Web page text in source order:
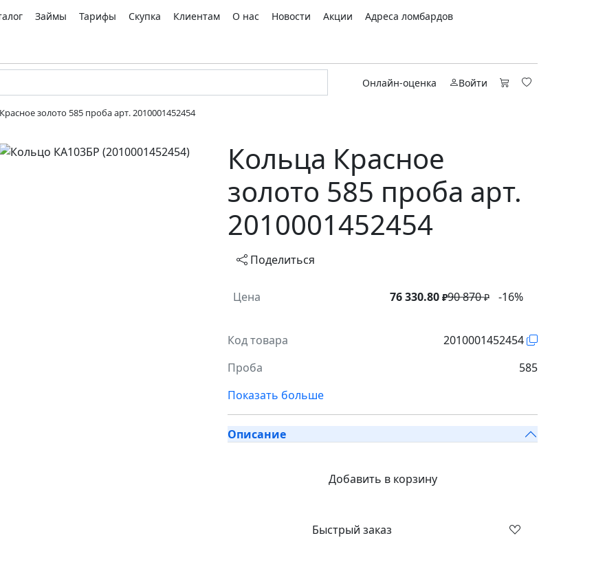
Займы Тарифы Скупка Клиентам О нас Новости Акции
Адреса ломбардов
Онлайн-оценка Войти
золото 585 проба арт. 2010001452454
Кольца Красное
золото 585 проба арт.
2010001452454
Поделиться
Цена 76 330.80 ₽90 870₽ -16%
Код товара
2010001452454
Проба
585
Показать больше
Описание
Добавить в корзину
Быстрый заказ